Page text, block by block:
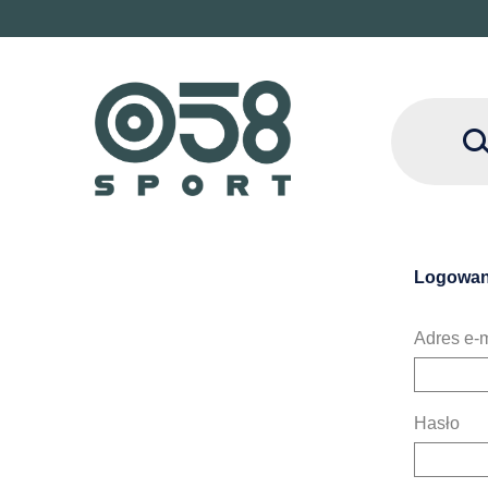
Adres e-
Hasło